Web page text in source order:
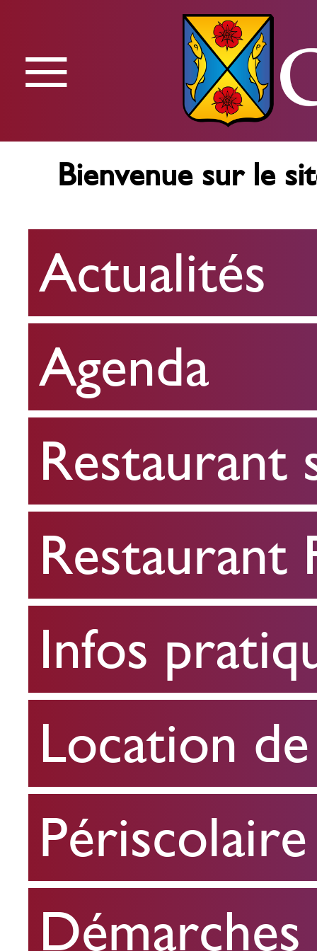
Menu
Actualités
Agenda
Restaurant
scolaire
Restaurant
FPA
Infos
pratiques
Location
de
salle
Périscolaire
≡
Bienvenue sur le
Actualités
Agenda
Restaurant
Restaurant
Infos
Location
Périscolaire